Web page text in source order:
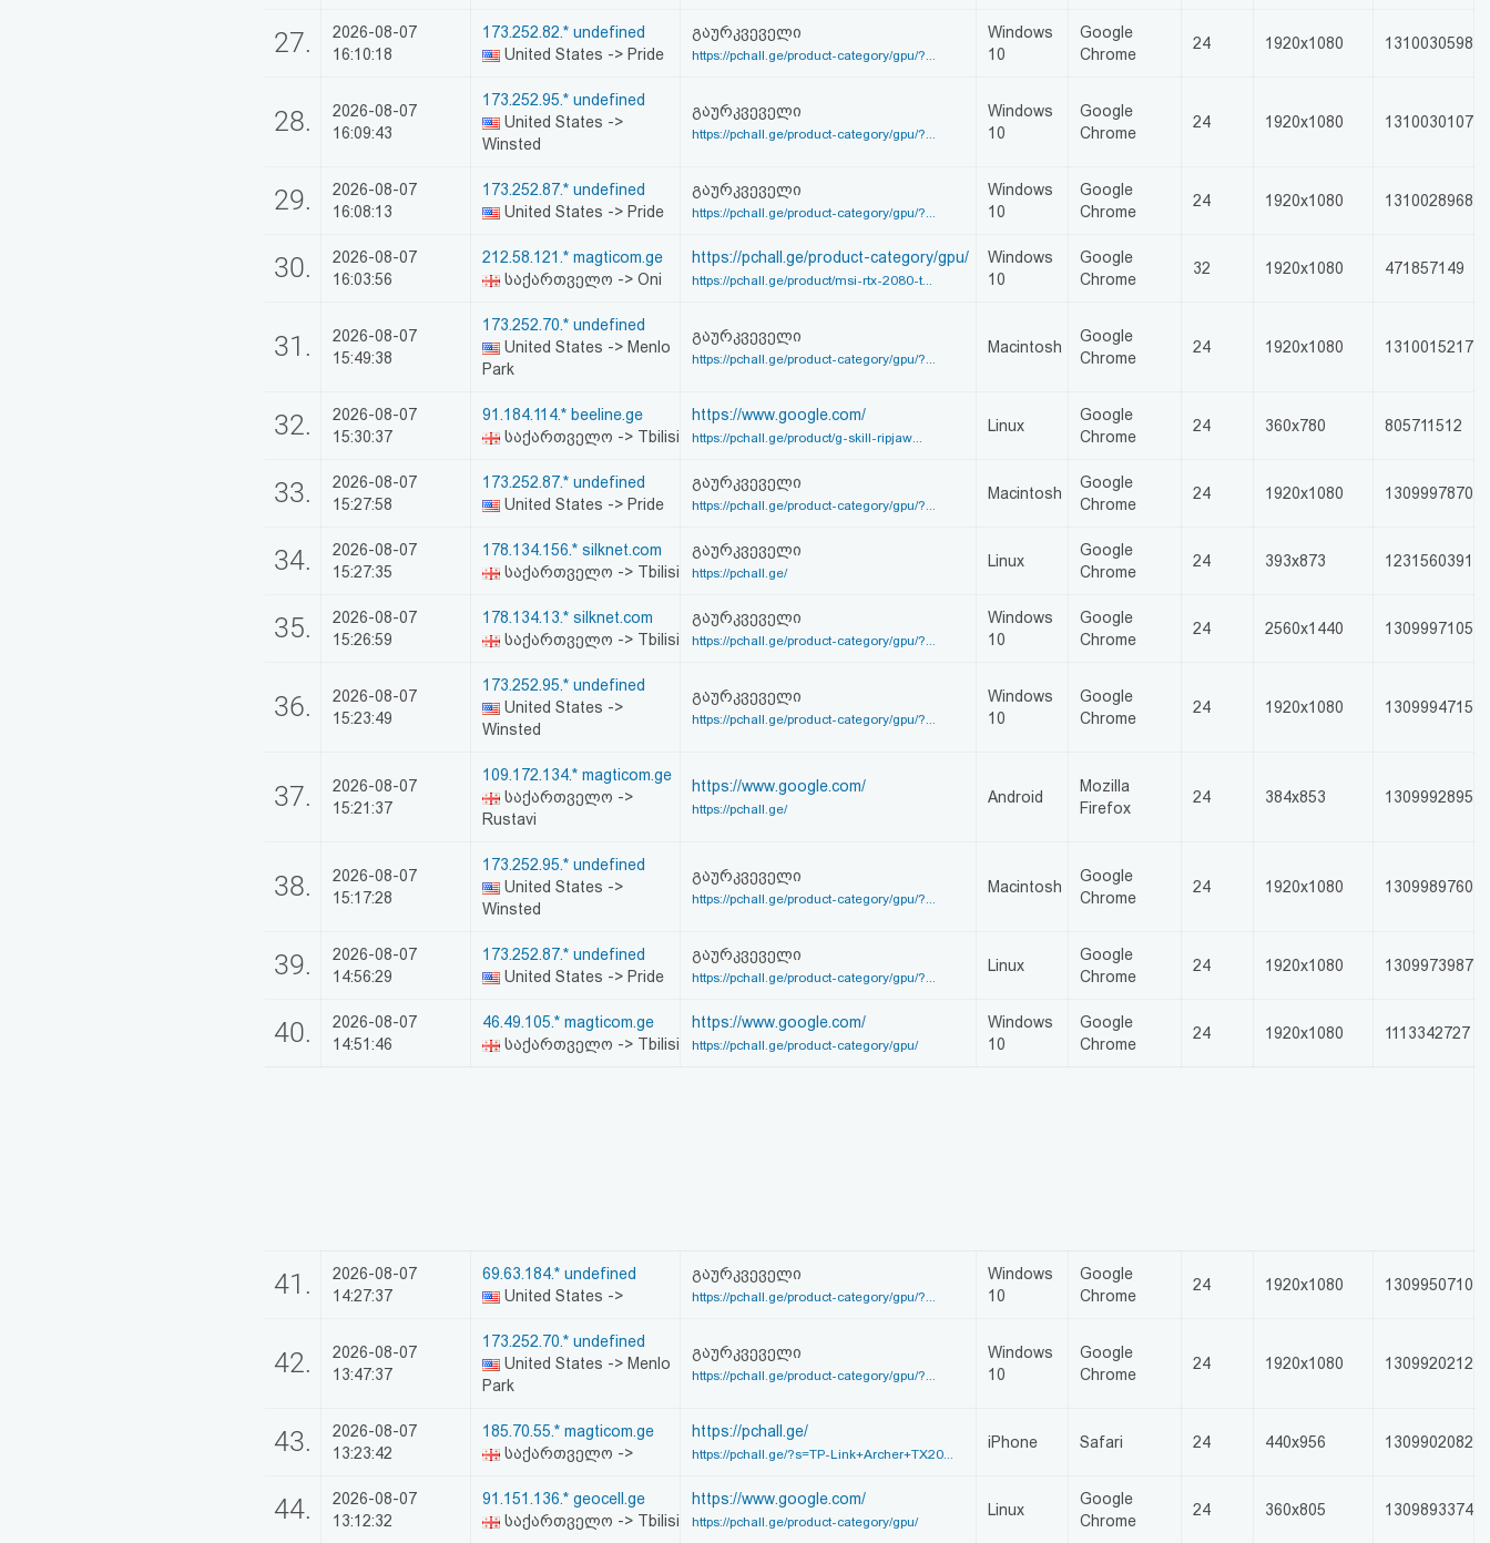
27.
2026-08-07
16:10:18
173.252.82.* undefined
United States -> Pride
გაურკვეველი
https://pchall.ge/product-category/gpu/?...
Windows
10
Google
Chrome
24 1920x1080 1310030598
28.
2026-08-07
16:09:43
173.252.95.* undefined
United States ->
Winsted
გაურკვეველი
https://pchall.ge/product-category/gpu/?...
Windows
10
Google
Chrome
24 1920x1080 1310030107
29.
2026-08-07
16:08:13
173.252.87.* undefined
United States -> Pride
გაურკვეველი
https://pchall.ge/product-category/gpu/?...
Windows
10
Google
Chrome
24 1920x1080 1310028968
30.
2026-08-07
16:03:56
212.58.121.* magticom.ge
საქართველო -> Oni
https://pchall.ge/product-category/gpu/
https://pchall.ge/product/msi-rtx-2080-t...
Windows
10
Google
Chrome
32 1920x1080 471857149
31.
2026-08-07
15:49:38
173.252.70.* undefined
United States -> Menlo
Park
გაურკვეველი
https://pchall.ge/product-category/gpu/?...
Macintosh
Google
Chrome
24 1920x1080 1310015217
32.
2026-08-07
15:30:37
91.184.114.* beeline.ge
საქართველო -> Tbilisi
https://www.google.com/
https://pchall.ge/product/g-skill-ripjaw...
Linux
Google
Chrome
24 360x780 805711512
33.
2026-08-07
15:27:58
173.252.87.* undefined
United States -> Pride
გაურკვეველი
https://pchall.ge/product-category/gpu/?...
Macintosh
Google
Chrome
24 1920x1080 1309997870
34.
2026-08-07
15:27:35
178.134.156.* silknet.com
საქართველო -> Tbilisi
გაურკვეველი
https://pchall.ge/
Linux
Google
Chrome
24 393x873 1231560391
35.
2026-08-07
15:26:59
178.134.13.* silknet.com
საქართველო -> Tbilisi
გაურკვეველი
https://pchall.ge/product-category/gpu/?...
Windows
10
Google
Chrome
24 2560x1440 1309997105
36.
2026-08-07
15:23:49
173.252.95.* undefined
United States ->
Winsted
გაურკვეველი
https://pchall.ge/product-category/gpu/?...
Windows
10
Google
Chrome
24 1920x1080 1309994715
37.
2026-08-07
15:21:37
109.172.134.* magticom.ge
საქართველო ->
Rustavi
https://www.google.com/
https://pchall.ge/
Android
Mozilla
Firefox
24 384x853 1309992895
38.
2026-08-07
15:17:28
173.252.95.* undefined
United States ->
Winsted
გაურკვეველი
https://pchall.ge/product-category/gpu/?...
Macintosh
Google
Chrome
24 1920x1080 1309989760
39.
2026-08-07
14:56:29
173.252.87.* undefined
United States -> Pride
გაურკვეველი
https://pchall.ge/product-category/gpu/?...
Linux
Google
Chrome
24 1920x1080 1309973987
40.
2026-08-07
14:51:46
46.49.105.* magticom.ge
საქართველო -> Tbilisi
https://www.google.com/
https://pchall.ge/product-category/gpu/
Windows
10
Google
Chrome
24 1920x1080 1113342727
41.
2026-08-07
14:27:37
69.63.184.* undefined
United States ->
გაურკვეველი
https://pchall.ge/product-category/gpu/?...
Windows
10
Google
Chrome
24 1920x1080 1309950710
42.
2026-08-07
13:47:37
173.252.70.* undefined
United States -> Menlo
Park
გაურკვეველი
https://pchall.ge/product-category/gpu/?...
Windows
10
Google
Chrome
24 1920x1080 1309920212
43.
2026-08-07
13:23:42
185.70.55.* magticom.ge
საქართველო ->
https://pchall.ge/
https://pchall.ge/?s=TP-Link+Archer+TX20...
iPhone Safari 24 440x956 1309902082
44.
2026-08-07
13:12:32
91.151.136.* geocell.ge
საქართველო -> Tbilisi
https://www.google.com/
https://pchall.ge/product-category/gpu/
Linux
Google
Chrome
24 360x805 1309893374